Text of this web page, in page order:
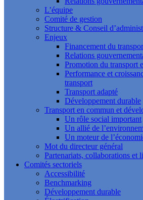
L’équipe
Comité de gestion
Structure & Conseil
Enjeux
Financement du
Relations
Promotion du transport
Performance et
transport
Transport adapté
Développement durable
Transport en commun et
Un rôle social important
Un allié de
Un moteur de
Mot du directeur général
Partenariats, collaborations et
Comités sectoriels
Accessibilité
Benchmarking
Développement durable